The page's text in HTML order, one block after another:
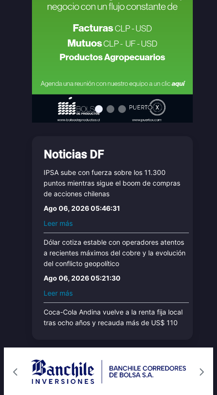
Noticias DF
IPSA sube con fuerza sobre los 11.300
puntos mientras sigue el boom de compras
de acciones chilenas
Ago 06, 2026 05:46:31
Leer más
Dólar cotiza estable con operadores atentos
a recientes máximos del cobre y la evolución
del conflicto geopolítico
Ago 06, 2026 05:21:30
Leer más
Coca-Cola Andina vuelve a la renta fija local
tras ocho años y recauda más de US$ 110
Ago 06, 2026 05:25:36
Leer más